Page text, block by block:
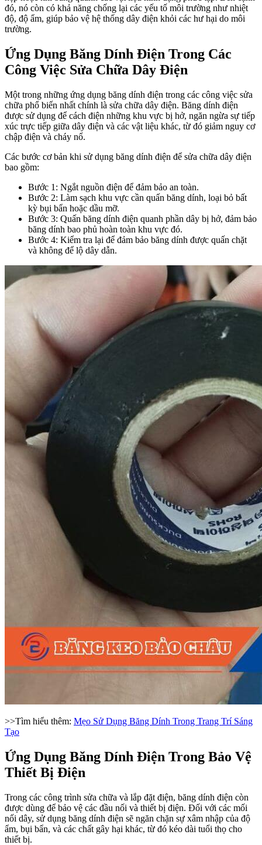
đó, nó còn có khả năng chống lại các yếu tố môi trường như nhiệt
độ, độ ẩm, giúp bảo vệ hệ thống dây điện khỏi các hư hại do môi
trường.
Ứng Dụng Băng Dính Điện Trong Các
Công Việc Sửa Chữa Dây Điện
Một trong những ứng dụng băng dính điện trong các công việc sửa
chữa phổ biến nhất chính là sửa chữa dây điện. Băng dính điện
được sử dụng để cách điện những khu vực bị hở, ngăn ngừa sự tiếp
xúc trực tiếp giữa dây điện và các vật liệu khác, từ đó giảm nguy cơ
chập điện và cháy nổ.
Các bước cơ bản khi sử dụng băng dính điện để sửa chữa dây điện
bao gồm:
Bước 1: Ngắt nguồn điện để đảm bảo an toàn.
Bước 2: Làm sạch khu vực cần quấn băng dính, loại bỏ bất
kỳ bụi bẩn hoặc dầu mỡ.
Bước 3: Quấn băng dính điện quanh phần dây bị hở, đảm bảo
băng dính bao phủ hoàn toàn khu vực đó.
Bước 4: Kiểm tra lại để đảm bảo băng dính được quấn chặt
và không để lộ dây dẫn.
>>Tìm hiểu thêm: Mẹo Sử Dụng Băng Dính Trong Trang Trí Sáng
Tạo
Ứng Dụng Băng Dính Điện Trong Bảo Vệ
Thiết Bị Điện
Trong các công trình sửa chữa và lắp đặt điện, băng dính điện còn
được dùng để bảo vệ các đầu nối và thiết bị điện. Đối với các mối
nối dây, sử dụng băng dính điện sẽ ngăn chặn sự xâm nhập của độ
ẩm, bụi bẩn, và các chất gây hại khác, từ đó kéo dài tuổi thọ cho
thiết bị.